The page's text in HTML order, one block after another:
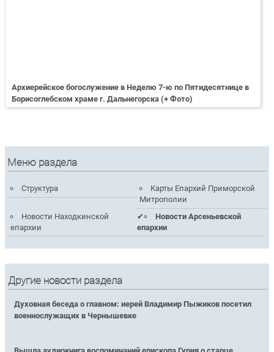
Архиерейское богослужение в Неделю 7-ю по Пятидесятнице в
Борисоглебском храме г. Дальнегорска (+ Фото)
Меню раздела
Структура
Карты Епархий Приморской
Митрополии
Новости Находкинской
епархии
Новости Арсеньевской
епархии
Другие новости раздела
Духовная беседа о главном: иерей Владимир Пыжиков посетил
военнослужащих в Чернышевке